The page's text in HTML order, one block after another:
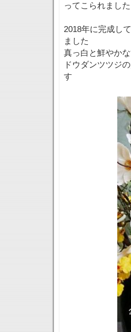
ってこられました
2018年に完成し
ました
真っ白と鮮やか
ドウダンツツジ
す